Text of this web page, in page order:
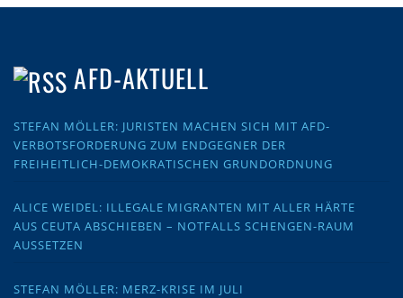
AFD-AKTUELL
STEFAN MÖLLER: JURISTEN MACHEN SICH MIT AFD-
VERBOTSFORDERUNG ZUM ENDGEGNER DER
FREIHEITLICH-DEMOKRATISCHEN GRUNDORDNUNG
ALICE WEIDEL: ILLEGALE MIGRANTEN MIT ALLER HÄRTE
AUS CEUTA ABSCHIEBEN – NOTFALLS SCHENGEN-RAUM
AUSSETZEN
STEFAN MÖLLER: MERZ-KRISE IM JULI